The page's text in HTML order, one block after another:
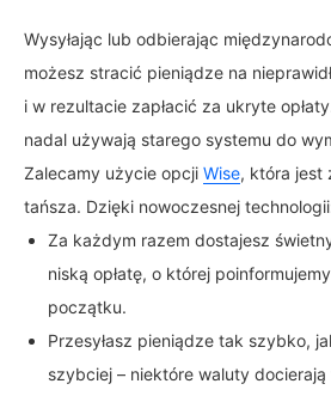
Wysyłając lub odbierając
możesz stracić pieniądze na
i w rezultacie zapłacić za ukryte
nadal używają starego systemu do
Zalecamy użycie opcji Wise, która jest
tańsza. Dzięki nowoczesnej
Za każdym razem dostajesz
niską opłatę, o której
początku.
Przesyłasz pieniądze tak szybko,
szybciej – niektóre waluty